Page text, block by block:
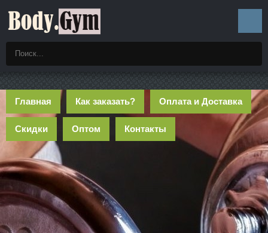
Главная Как заказать? Оплата и Доставка
Скидки Оптом Контакты